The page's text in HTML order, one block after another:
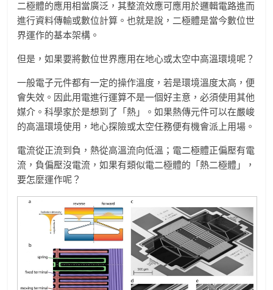
二極體的應用相當廣泛，其整流效應可應用於邏輯電路進而
進行資料傳輸或數位計算。也就是說，二極體是當今數位世
界運作的基本架構。
但是，如果要將數位世界應用在地心或太空中高溫環境呢？
一般電子元件都有一定的操作溫度，若是環境溫度太高，便
會失效。因此用電進行運算不是一個好主意，必須使用其他
媒介。科學家於是想到了「熱」。如果熱傳元件可以在嚴峻
的高溫環境使用，地心探險或太空任務便有機會派上用場。
電流從正流到負，熱從高溫流向低溫；電二極體正偏壓有電
流，負偏壓沒電流，如果有類似電二極體的「熱二極體」，
要怎麼運作呢？